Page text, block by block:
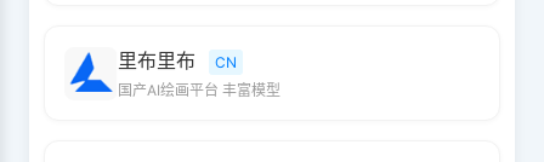
里布里布
CN
国产AI绘画平台 丰富模型